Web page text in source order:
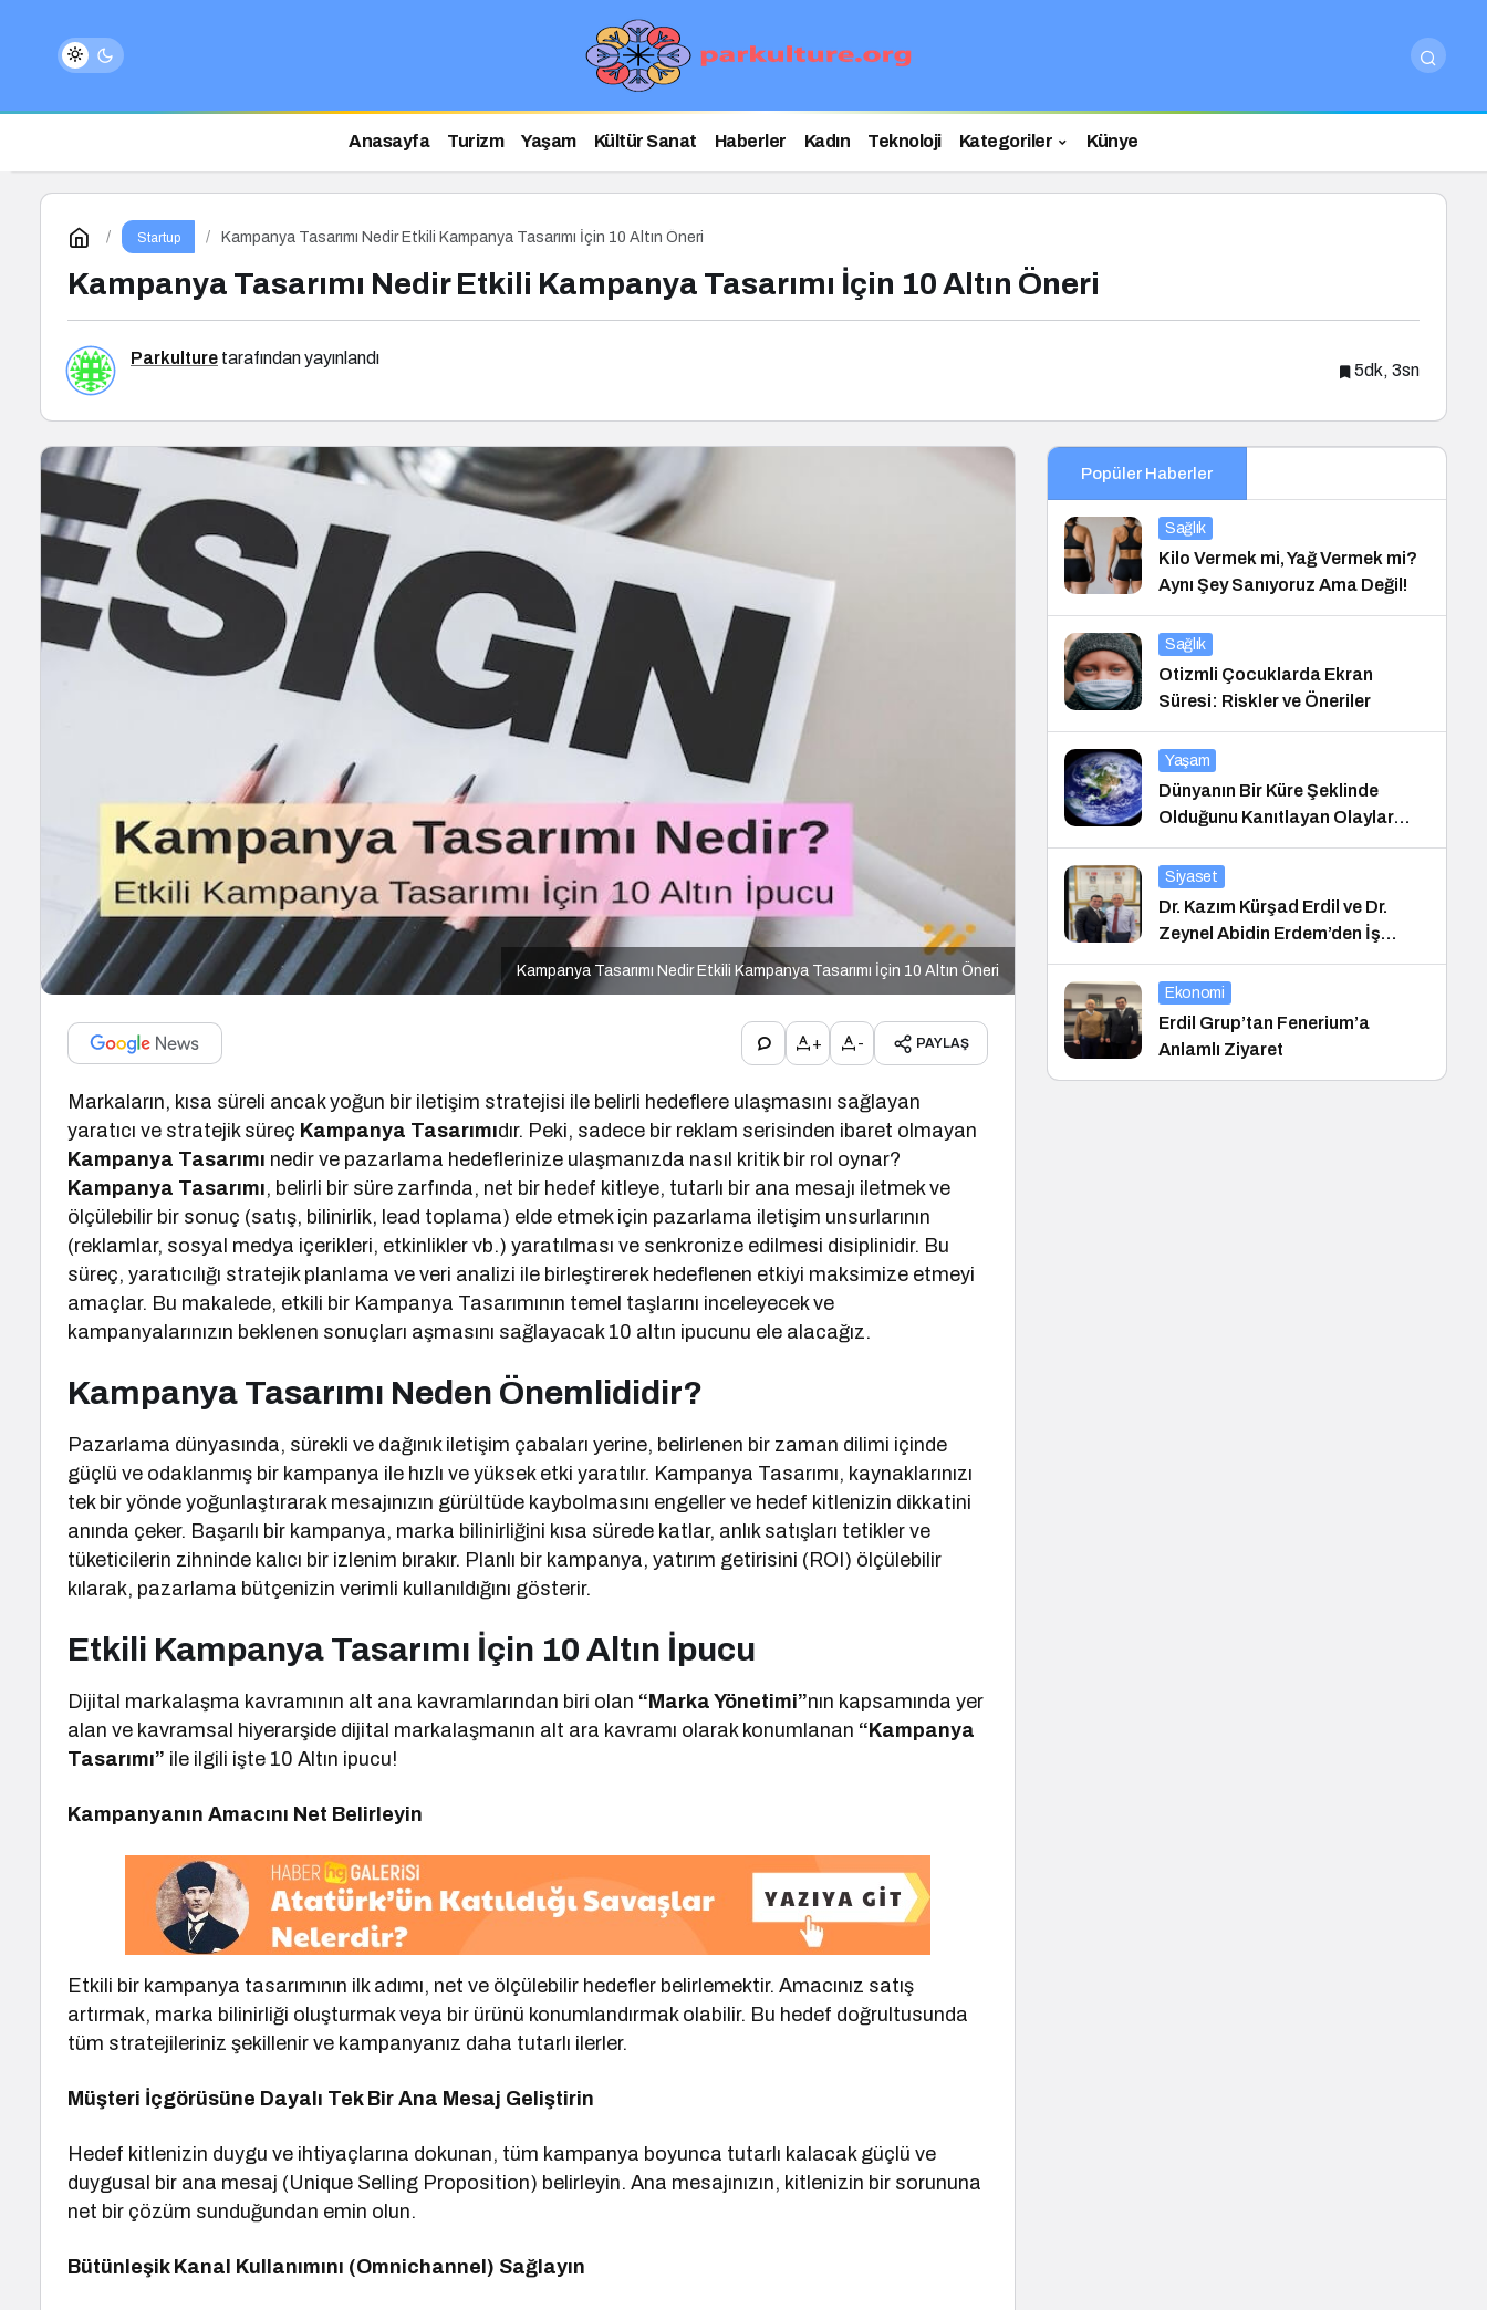
Anasayfa Turizm Yaşam Kültür Sanat Haberler Kadın Teknoloji Kategoriler Künye
Startup Kampanya Tasarımı Nedir Etkili Kampanya Tasarımı İçin 10 Altın Öneri
Kampanya Tasarımı Nedir Etkili Kampanya Tasarımı İçin 10 Altın Öneri
Parkulture tarafından yayınlandı
5dk, 3sn
Kampanya Tasarımı Nedir Etkili Kampanya Tasarımı İçin 10 Altın Öneri
+ - PAYLAŞ
Markaların, kısa süreli ancak yoğun bir iletişim stratejisi ile belirli hedeflere ulaşmasını sağlayan
yaratıcı ve stratejik süreç Kampanya Tasarımıdır. Peki, sadece bir reklam serisinden ibaret olmayan
Kampanya Tasarımı nedir ve pazarlama hedeflerinize ulaşmanızda nasıl kritik bir rol oynar?
Kampanya Tasarımı, belirli bir süre zarfında, net bir hedef kitleye, tutarlı bir ana mesajı iletmek ve
ölçülebilir bir sonuç (satış, bilinirlik, lead toplama) elde etmek için pazarlama iletişim unsurlarının
(reklamlar, sosyal medya içerikleri, etkinlikler vb.) yaratılması ve senkronize edilmesi disiplinidir. Bu
süreç, yaratıcılığı stratejik planlama ve veri analizi ile birleştirerek hedeflenen etkiyi maksimize etmeyi
amaçlar. Bu makalede, etkili bir Kampanya Tasarımının temel taşlarını inceleyecek ve
kampanyalarınızın beklenen sonuçları aşmasını sağlayacak 10 altın ipucunu ele alacağız.
Kampanya Tasarımı Neden Önemlididir?
Pazarlama dünyasında, sürekli ve dağınık iletişim çabaları yerine, belirlenen bir zaman dilimi içinde
güçlü ve odaklanmış bir kampanya ile hızlı ve yüksek etki yaratılır. Kampanya Tasarımı, kaynaklarınızı
tek bir yönde yoğunlaştırarak mesajınızın gürültüde kaybolmasını engeller ve hedef kitlenizin dikkatini
anında çeker. Başarılı bir kampanya, marka bilinirliğini kısa sürede katlar, anlık satışları tetikler ve
tüketicilerin zihninde kalıcı bir izlenim bırakır. Planlı bir kampanya, yatırım getirisini (ROI) ölçülebilir
kılarak, pazarlama bütçenizin verimli kullanıldığını gösterir.
Etkili Kampanya Tasarımı İçin 10 Altın İpucu
Dijital markalaşma kavramının alt ana kavramlarından biri olan “Marka Yönetimi”nın kapsamında yer
alan ve kavramsal hiyerarşide dijital markalaşmanın alt ara kavramı olarak konumlanan “Kampanya
Tasarımı” ile ilgili işte 10 Altın ipucu!
Kampanyanın Amacını Net Belirleyin
Etkili bir kampanya tasarımının ilk adımı, net ve ölçülebilir hedefler belirlemektir. Amacınız satış
artırmak, marka bilinirliği oluşturmak veya bir ürünü konumlandırmak olabilir. Bu hedef doğrultusunda
tüm stratejileriniz şekillenir ve kampanyanız daha tutarlı ilerler.
Müşteri İçgörüsüne Dayalı Tek Bir Ana Mesaj Geliştirin
Hedef kitlenizin duygu ve ihtiyaçlarına dokunan, tüm kampanya boyunca tutarlı kalacak güçlü ve
duygusal bir ana mesaj (Unique Selling Proposition) belirleyin. Ana mesajınızın, kitlenizin bir sorununa
net bir çözüm sunduğundan emin olun.
Bütünleşik Kanal Kullanımını (Omnichannel) Sağlayın
Popüler Haberler
Sağlık
Kilo Vermek mi, Yağ Vermek mi?
Aynı Şey Sanıyoruz Ama Değil!
Sağlık
Otizmli Çocuklarda Ekran
Süresi: Riskler ve Öneriler
Yaşam
Dünyanın Bir Küre Şeklinde
Olduğunu Kanıtlayan Olaylar
Nedir?
Siyaset
Dr. Kazım Kürşad Erdil ve Dr.
Zeynel Abidin Erdem’den İş
Dünyası Buluşması
Ekonomi
Erdil Grup’tan Fenerium’a
Anlamlı Ziyaret